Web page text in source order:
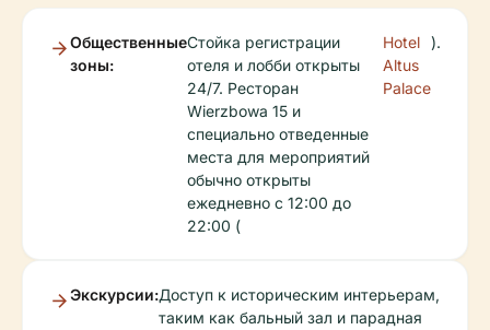
Общественные
зоны:
Стойка регистрации
отеля и лобби открыты
24/7. Ресторан
Wierzbowa 15 и
специально отведенные
места для мероприятий
обычно открыты
ежедневно с 12:00 до
22:00 (
Hotel
Altus
Palace
).
Экскурсии:Доступ к историческим интерьерам,
таким как бальный зал и парадная